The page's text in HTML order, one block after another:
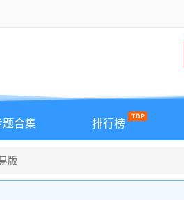
题合集 排行榜
版